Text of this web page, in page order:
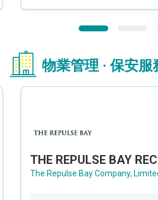
物業管理 · 保安服
The Repulse Bay Company,